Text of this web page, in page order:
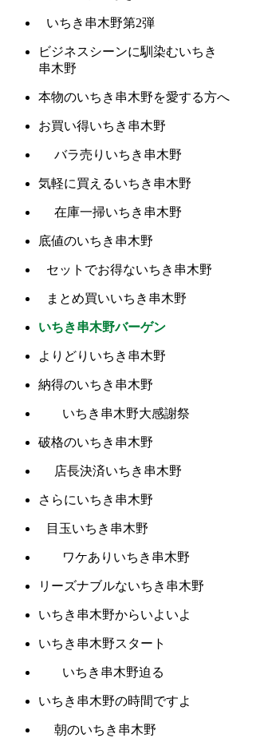
いちき串木野第2弾
ビジネスシーンに馴染むいちき
串木野
本物のいちき串木野を愛する方へ
お買い得いちき串木野
バラ売りいちき串木野
気軽に買えるいちき串木野
在庫一掃いちき串木野
底値のいちき串木野
セットでお得ないちき串木野
まとめ買いいちき串木野
いちき串木野バーゲン
よりどりいちき串木野
納得のいちき串木野
いちき串木野大感謝祭
破格のいちき串木野
店長決済いちき串木野
さらにいちき串木野
目玉いちき串木野
ワケありいちき串木野
リーズナブルないちき串木野
いちき串木野からいよいよ
いちき串木野スタート
いちき串木野迫る
いちき串木野の時間ですよ
朝のいちき串木野